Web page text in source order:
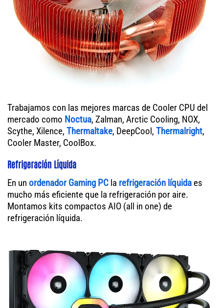
Trabajamos con las mejores marcas de Cooler CPU del
mercado como Noctua, Zalman, Arctic Cooling, NOX,
Scythe, Xilence, Thermaltake, DeepCool, Thermalright,
Cooler Master, CoolBox.
Refrigeración Líquida
En un ordenador Gaming PC la refrigeración líquida es
mucho más eficiente que la refrigeración por aire.
Montamos kits compactos AIO (all in one) de
refrigeración líquida.